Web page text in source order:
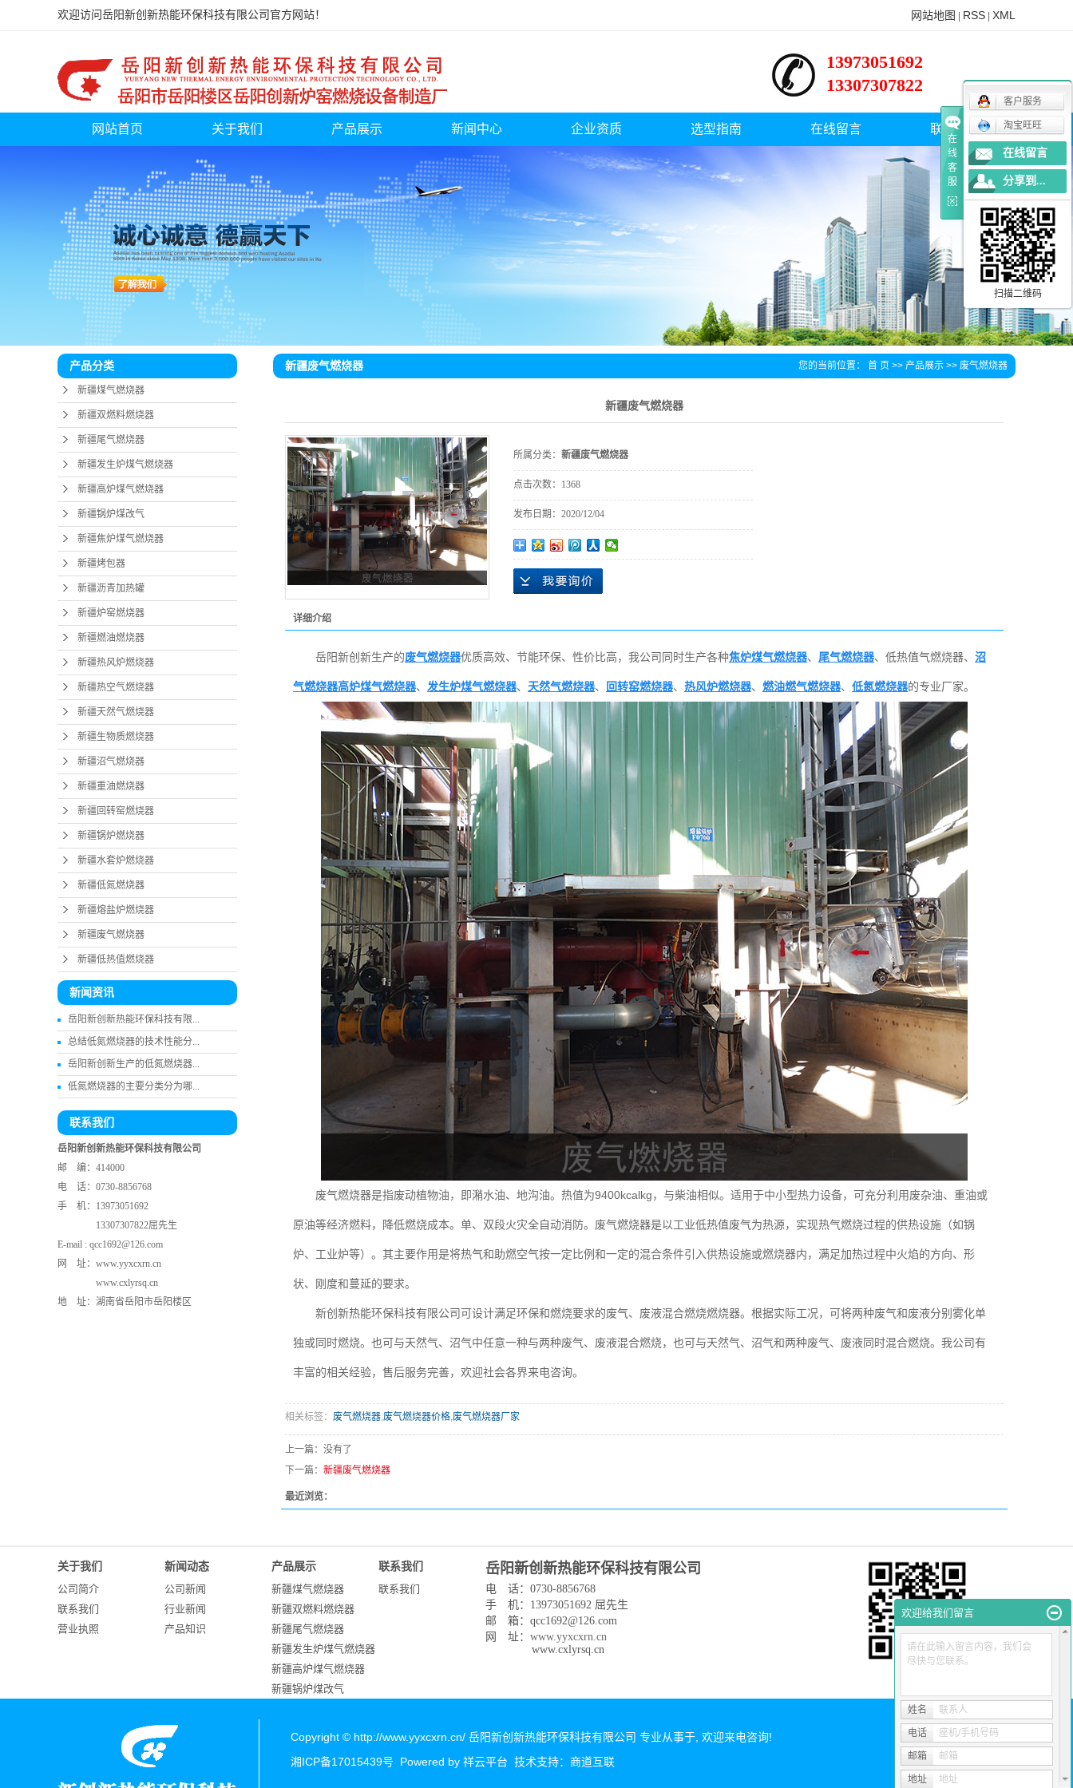
欢迎访问岳阳新创新热能环保科技有限公司官方网站！ 网站地图 RSS XML
13973051692
13307307822
网站首页 关于我们
联系我们
营业执照
产品展示
新疆双燃料燃烧器
新疆尾气燃烧器
新疆发生炉煤气燃烧
新疆高炉煤气燃烧器
新疆焦炉煤气燃烧器
新疆烤包器
新疆炉窑燃烧器
新疆燃油燃烧器
新疆热风炉燃烧器
新疆热空气燃烧器
新疆天然气燃烧器
新疆生物质燃烧器
新疆沼气燃烧器
新疆锅炉燃烧器
新疆水套炉燃烧器
新疆低氮燃烧器
新疆熔盐炉燃烧器
新疆废气燃烧器
新疆低热值燃烧器
新闻中心
公司新闻
行业新闻
产品知识
企业资质 选型指南 在线留言 联系方式
产品分类
新疆煤气燃烧器
新疆双燃料燃烧器
新疆尾气燃烧器
新疆发生炉煤气燃烧器
新疆高炉煤气燃烧器
新疆锅炉煤改气
新疆焦炉煤气燃烧器
新疆烤包器
新疆沥青加热罐
新疆炉窑燃烧器
新疆燃油燃烧器
新疆热风炉燃烧器
新疆热空气燃烧器
新疆天然气燃烧器
新疆生物质燃烧器
新疆沼气燃烧器
新疆重油燃烧器
新疆回转窑燃烧器
新疆锅炉燃烧器
新疆水套炉燃烧器
新疆低氮燃烧器
新疆熔盐炉燃烧器
新疆废气燃烧器
新疆低热值燃烧器
新闻资讯
岳阳新创新热能环保科技有限...
总结低氮燃烧器的技术性能分...
岳阳新创新生产的低氮燃烧器...
低氮燃烧器的主要分类分为哪...
联系我们
岳阳新创新热能环保科技有限公司
邮 编：414000
电 话：0730-8856768
手 机：13973051692
13307307822屈先生
E-mail : qcc1692@126.com
网 址： www.yyxcxrn.cn
www.cxlyrsq.cn
地 址：湖南省岳阳市岳阳楼区
新疆废气燃烧器 您的当前位置： 首 页 >> 产品展示 >> 废气燃烧器
新疆废气燃烧器
所属分类： 新疆废气燃烧器
点击次数： 1368
发布日期： 2020/12/04
详细介绍
岳阳新创新生产的废气燃烧器优质高效、节能环保、性价比高，我公司同时生产各种焦炉煤气燃烧器、 尾气燃烧器、低热值气燃烧器、 沼
气燃烧器高炉煤气燃烧器、 发生炉煤气燃烧器、 天然气燃烧器、 回转窑燃烧器、 热风炉燃烧器、 燃油燃气燃烧器、 低氮燃烧器的专业厂家。
废气燃烧器是指废动植物油，即潲水油、地沟油。热值为9400kcalkg，与柴油相似。适用于中小型热力设备，可充分利用废杂油、重油或
原油等经济燃料，降低燃烧成本。单、双段火灾全自动消防。废气燃烧器是以工业低热值废气为热源，实现热气燃烧过程的供热设施（如锅
炉、工业炉等）。其主要作用是将热气和助燃空气按一定比例和一定的混合条件引入供热设施或燃烧器内，满足加热过程中火焰的方向、形
状、刚度和蔓延的要求。
新创新热能环保科技有限公司可设计满足环保和燃烧要求的废气、废液混合燃烧燃烧器。根据实际工况，可将两种废气和废液分别雾化单
独或同时燃烧。也可与天然气、沼气中任意一种与两种废气、废液混合燃烧，也可与天然气、沼气和两种废气、废液同时混合燃烧。我公司有
丰富的相关经验，售后服务完善，欢迎社会各界来电咨询。
相关标签： 废气燃烧器,废气燃烧器价格,废气燃烧器厂家
上一篇：没有了
下一篇： 新疆废气燃烧器
最近浏览：
关于我们
公司简介
联系我们
营业执照
新闻动态
公司新闻
行业新闻
产品知识
产品展示
新疆煤气燃烧器
新疆双燃料燃烧器
新疆尾气燃烧器
新疆发生炉煤气燃烧器
新疆高炉煤气燃烧器
新疆锅炉煤改气
新疆炉窑燃烧器
联系我们
联系我们
岳阳新创新热能环保科技有限公司
电 话：0730-8856768
手 机：13973051692 屈先生
邮 箱：qcc1692@126.com
网 址： www.yyxcxrn.cn
www.cxlyrsq.cn
Copyright © http://www.yyxcxrn.cn/ 岳阳新创新热能环保科技有限公司 专业从事于, 欢迎来电咨询!
湘ICP备17015439号 Powered by 祥云平台 技术支持： 商道互联
在
线
客
服
客户服务
淘宝旺旺
在线留言
分享到...
扫描二维码
欢迎给我们留言
请在此输入留言内容，我们会
尽快与您联系。
姓名 联系人
电话 座机/手机号码
邮箱 邮箱
地址 地址